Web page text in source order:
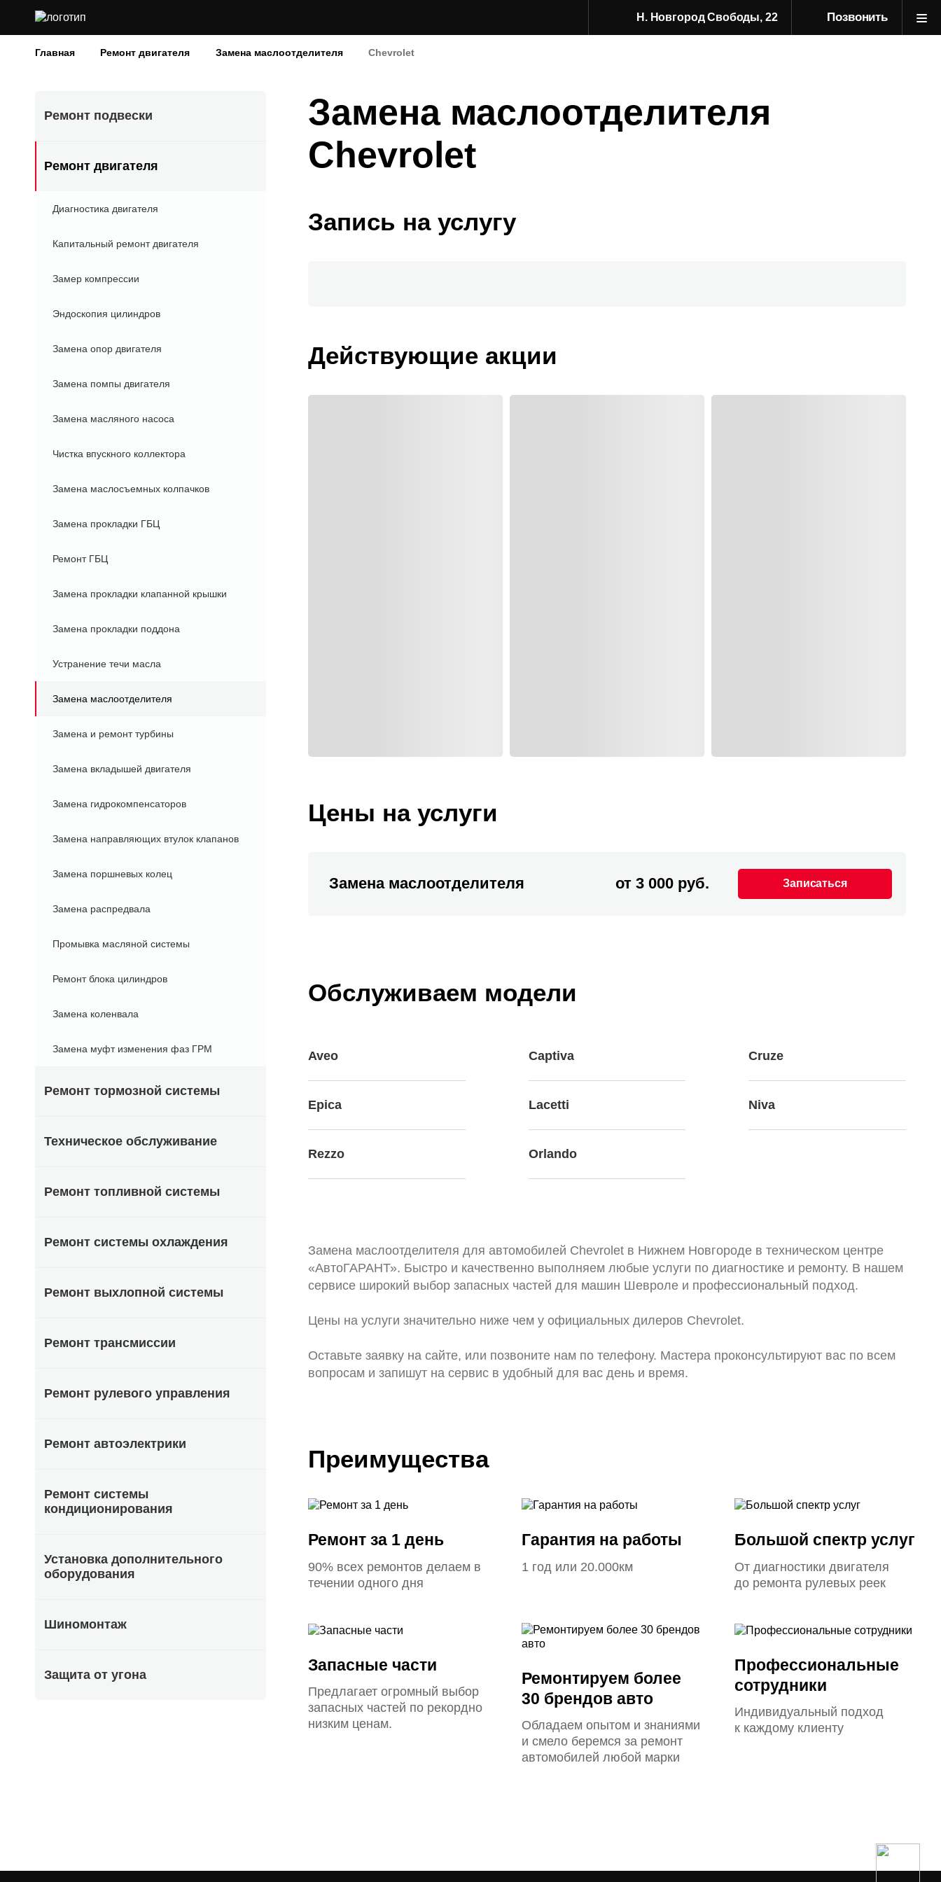
Н. Новгород Свободы, 22 Позвонить
Главная Ремонт двигателя Замена маслоотделителя Chevrolet
Ремонт подвески
Ремонт двигателя
Диагностика двигателя
Капитальный ремонт двигателя
Замер компрессии
Эндоскопия цилиндров
Замена опор двигателя
Замена помпы двигателя
Замена масляного насоса
Чистка впускного коллектора
Замена маслосъемных колпачков
Замена прокладки ГБЦ
Ремонт ГБЦ
Замена прокладки клапанной крышки
Замена прокладки поддона
Устранение течи масла
Замена маслоотделителя
Замена и ремонт турбины
Замена вкладышей двигателя
Замена гидрокомпенсаторов
Замена направляющих втулок клапанов
Замена поршневых колец
Замена распредвала
Промывка масляной системы
Ремонт блока цилиндров
Замена коленвала
Замена муфт изменения фаз ГРМ
Ремонт тормозной системы
Техническое обслуживание
Ремонт топливной системы
Ремонт системы охлаждения
Ремонт выхлопной системы
Ремонт трансмиссии
Ремонт рулевого управления
Ремонт автоэлектрики
Ремонт системы
кондиционирования
Установка дополнительного
оборудования
Шиномонтаж
Защита от угона
Замена маслоотделителя
Chevrolet
Запись на услугу
Действующие акции
Цены на услуги
Замена маслоотделителя от 3 000 руб. Записаться
Обслуживаем модели
Aveo Captiva Cruze
Epica Lacetti Niva
Rezzo Orlando
Замена маслоотделителя для автомобилей Chevrolet в Нижнем Новгороде в техническом центре
«АвтоГАРАНТ». Быстро и качественно выполняем любые услуги по диагностике и ремонту. В нашем
сервисе широкий выбор запасных частей для машин Шевроле и профессиональный подход.
Цены на услуги значительно ниже чем у официальных дилеров Chevrolet.
Оставьте заявку на сайте, или позвоните нам по телефону. Мастера проконсультируют вас по всем
вопросам и запишут на сервис в удобный для вас день и время.
Преимущества
Ремонт за 1 день
90% всех ремонтов делаем в
течении одного дня
Гарантия на работы
1 год или 20.000км
Большой спектр услуг
От диагностики двигателя
до ремонта рулевых реек
Запасные части
Предлагает огромный выбор
запасных частей по рекордно
низким ценам.
Ремонтируем более
30 брендов авто
Обладаем опытом и знаниями
и смело беремся за ремонт
автомобилей любой марки
Профессиональные
сотрудники
Индивидуальный подход
к каждому клиенту